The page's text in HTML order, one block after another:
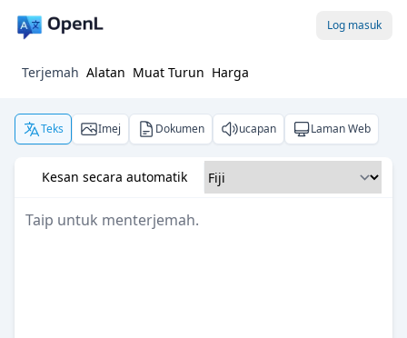
Log masuk
Terjemah Alatan Muat Turun Harga
Teks Imej Dokumen ucapan Laman Web
Kesan secara automatik